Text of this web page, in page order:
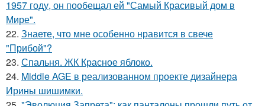
1957 году, он пообещал ей "Самый Красивый дом в
Мире".
22. Знаете, что мне особенно нравится в свече
"Прибой"?
23. Спальня. ЖК Красное яблоко.
24. Middle AGE в реализованном проекте дизайнера
Ирины шишимки.